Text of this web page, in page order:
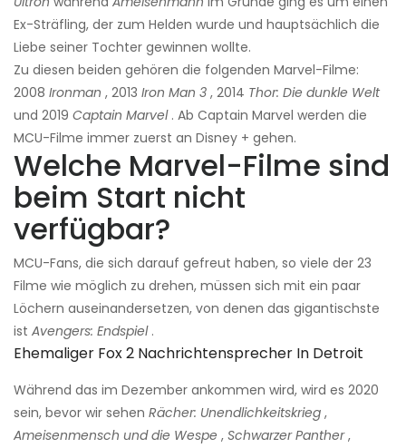
Ex-Sträfling, der zum Helden wurde und hauptsächlich die
Liebe seiner Tochter gewinnen wollte.
Zu diesen beiden gehören die folgenden Marvel-Filme:
2008 Ironman , 2013 Iron Man 3 , 2014 Thor: Die dunkle Welt
und 2019 Captain Marvel. Ab Captain Marvel werden die
MCU-Filme immer zuerst an Disney + gehen.
Welche Marvel-Filme sind
beim Start nicht
verfügbar?
MCU-Fans, die sich darauf gefreut haben, so viele der 23
Filme wie möglich zu drehen, müssen sich mit ein paar
Löchern auseinandersetzen, von denen das gigantischste
ist Avengers: Endspiel.
Ehemaliger Fox 2 Nachrichtensprecher In Detroit
Während das im Dezember ankommen wird, wird es 2020
sein, bevor wir sehen Rächer: Unendlichkeitskrieg ,
Ameisenmensch und die Wespe , Schwarzer Panther,